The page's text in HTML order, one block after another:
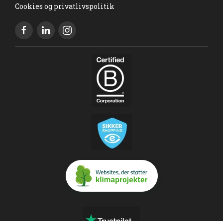
Cookies og privatlivspolitik